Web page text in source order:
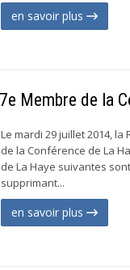
en savoir plus
Membre de la
Le mardi 29 juillet 2014,
de la Conférence de La
de La Haye suivantes
supprimant...
en savoir plus